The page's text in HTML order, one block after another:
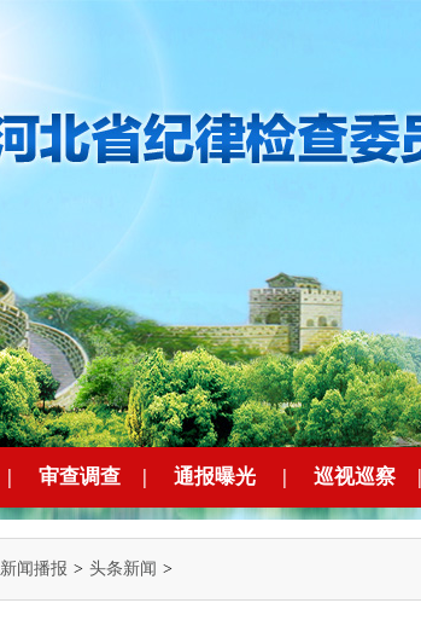
| 审查调查 | 通报曝光 | 巡视巡察 |
新闻播报 > 头条新闻 >